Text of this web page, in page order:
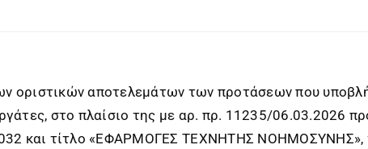
οριστικών αποτελεμάτων των προτάσεων που
στο πλαίσιο της με αρ. πρ. 11235/06.03.2026
και τίτλο «ΕΦΑΡΜΟΓΕΣ ΤΕΧΝΗΤΗΣ ΝΟΗΜΟΣΥΝΗΣ»,